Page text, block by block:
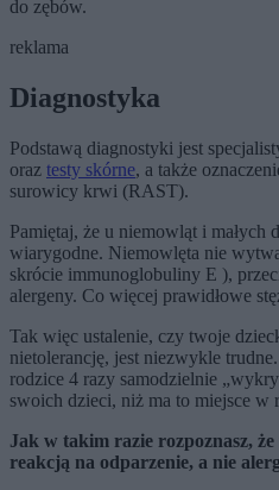
do zębów.
reklama
Diagnostyka
Podstawą diagnostyki jest
oraz testy skórne, a także
surowicy krwi (RAST).
Pamiętaj, że u niemowląt i małych
wiarygodne. Niemowlęta nie
skrócie immunoglobuliny E ),
alergeny. Co więcej prawidłowe
Tak więc ustalenie, czy twoje
nietolerancję, jest niezwykle
rodzice 4 razy samodzielnie
swoich dzieci, niż ma to miejsce w
Jak w takim razie rozpoznasz,
reakcją na odparzenie, a nie